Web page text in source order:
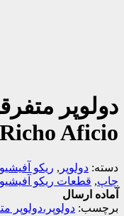
دولوپر
Richo Aficio
دسته: دولوپر , ریکو آفیشیو
چاپ, قطعات ریکو آفیشیو
آماده ارسال
برچسب: دولوپر،دولوپر